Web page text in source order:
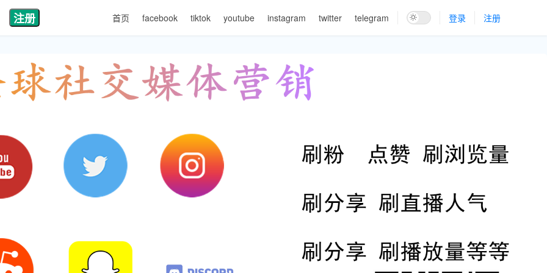
注册 首页 facebook tiktok youtube instagram twitter telegram 登录 注册